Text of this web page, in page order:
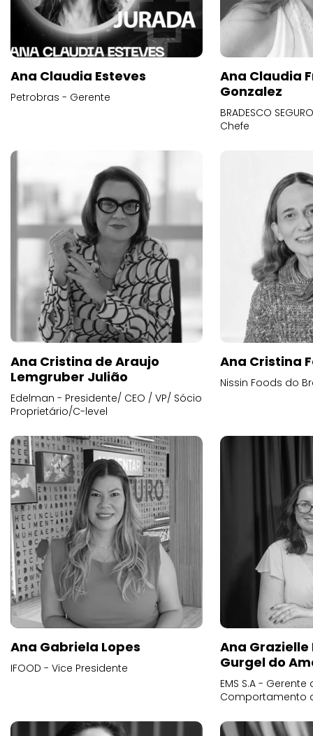
Ana Claudia Esteves
Petrobras - Gerente
Ana Claudia
Gonzalez
BRADESCO
Chefe
Ana Cristina de Araujo
Lemgruber Julião
Edelman - Presidente/ CEO / VP/ Sócio
Proprietário/C-level
Ana Cristina
Nissin Foods do
Ana Gabriela Lopes
IFOOD - Vice Presidente
Ana
Gurgel do
EMS S.A -
Comportamento